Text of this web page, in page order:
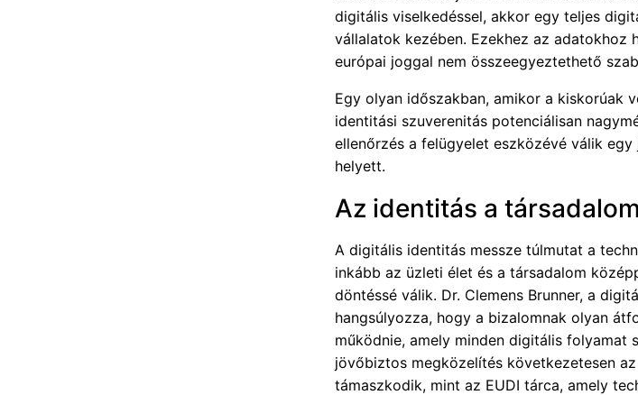
digitális viselkedéssel, akkor egy teljes
vállalatok kezében. Ezekhez az adatokhoz
európai joggal nem összeegyeztethető
Egy olyan időszakban, amikor a kiskorúak
identitási szuverenitás potenciálisan
ellenőrzés a felügyelet eszközévé válik
helyett.
Az identitás a
A digitális identitás messze túlmutat a
inkább az üzleti élet és a társadalom
döntéssé válik. Dr. Clemens Brunner, a
hangsúlyozza, hogy a bizalomnak olyan
működnie, amely minden digitális folyamat
jövőbiztos megközelítés következetesen
támaszkodik, mint az EUDI tárca, amely